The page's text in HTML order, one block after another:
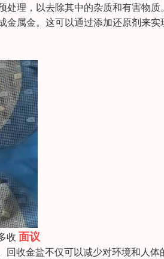
处理，以去除其中的杂质和有害物
金属金。这可以通过添加还原剂来
收 面议
收金盐不仅可以减少对环境和人